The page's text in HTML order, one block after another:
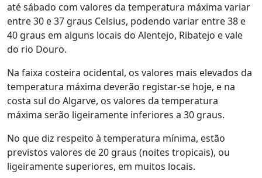
até sábado com valores da temperatura máxima variar
entre 30 e 37 graus Celsius, podendo variar entre 38 e
40 graus em alguns locais do Alentejo, Ribatejo e vale
do rio Douro.
Na faixa costeira ocidental, os valores mais elevados da
temperatura máxima deverão registar-se hoje, e na
costa sul do Algarve, os valores da temperatura
máxima serão ligeiramente inferiores a 30 graus.
No que diz respeito à temperatura mínima, estão
previstos valores de 20 graus (noites tropicais), ou
ligeiramente superiores, em muitos locais.